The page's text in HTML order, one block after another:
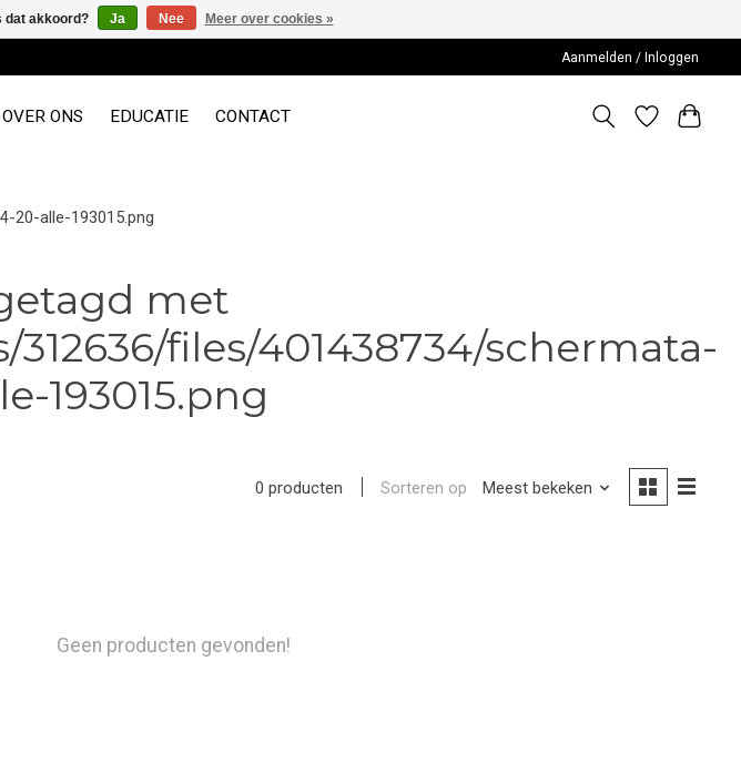
Aanmelden / Inloggen
OVER ONS EDUCATIE CONTACT
20-alle-193015.png
met
files/401438734/schermata-
193015.png
0 producten Sorteren op Meest bekeken
Geen producten gevonden!
dat akkoord? Ja Nee Meer over cookies »